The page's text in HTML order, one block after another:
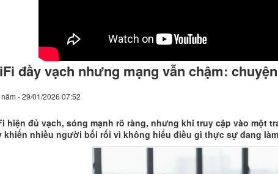
đầy vạch nhưng mạng vẫn chậm:
- 29/01/2026 07:52
hiện đủ vạch, sóng mạnh rõ ràng, nhưng khi truy cập vào một
khiến nhiều người bối rối vì không hiểu điều gì thực sự đang